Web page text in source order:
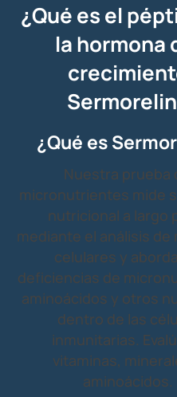
¿Qué es el
la hormona
¿Qué es
Nuestra prueba
micronutrientes mide
nutricional a largo
mediante el análisis de
celulares y
deficiencias de
aminoácidos y otros
dentro de las
inmunitarias.
vitaminas,
aminoácidos.